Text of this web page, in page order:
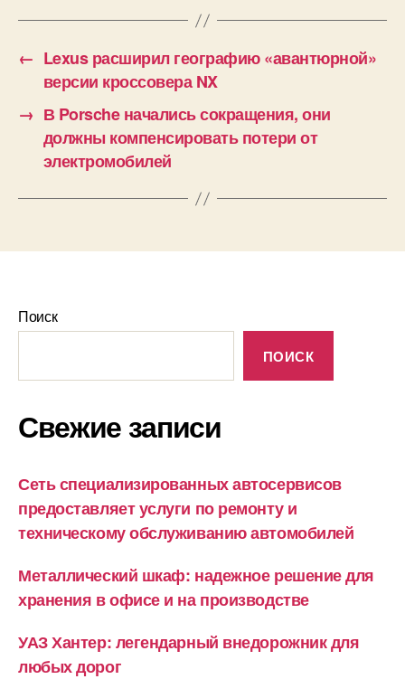
← Lexus расширил географию «авантюрной»
версии кроссовера NX
→ В Porsche начались сокращения, они
должны компенсировать потери от
электромобилей
Поиск
ПОИСК
Свежие записи
Сеть специализированных автосервисов
предоставляет услуги по ремонту и
техническому обслуживанию автомобилей
Металлический шкаф: надежное решение для
хранения в офисе и на производстве
УАЗ Хантер: легендарный внедорожник для
любых дорог